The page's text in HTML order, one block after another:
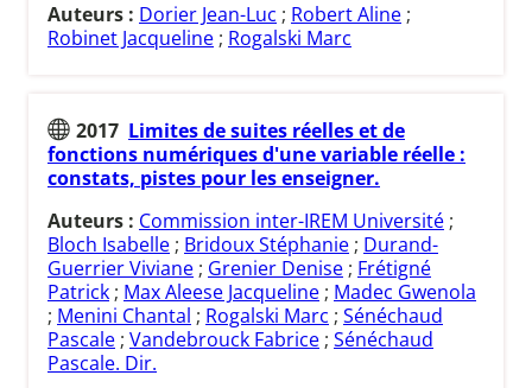
Auteurs : Dorier Jean-Luc ; Robert Aline ;
Robinet Jacqueline ; Rogalski Marc
2017 Limites de suites réelles et de
fonctions numériques d'une variable réelle :
constats, pistes pour les enseigner.
Auteurs : Commission inter-IREM Université ;
Bloch Isabelle ; Bridoux Stéphanie ; Durand-
Guerrier Viviane ; Grenier Denise ; Frétigné
Patrick ; Max Aleese Jacqueline ; Madec Gwenola
; Menini Chantal ; Rogalski Marc ; Sénéchaud
Pascale ; Vandebrouck Fabrice ; Sénéchaud
Pascale. Dir.